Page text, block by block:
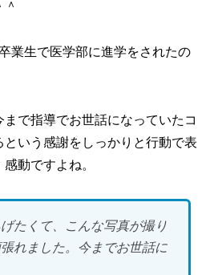
業生で医学部に進学をされたの
で指導でお世話になっていたコ
いう感謝をしっかりと行動で表
動ですよね。
たくて、こんな写真が撮り
れました。今までお世話に